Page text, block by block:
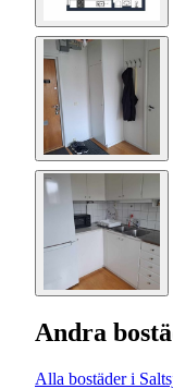
Andra
Alla bostäder i